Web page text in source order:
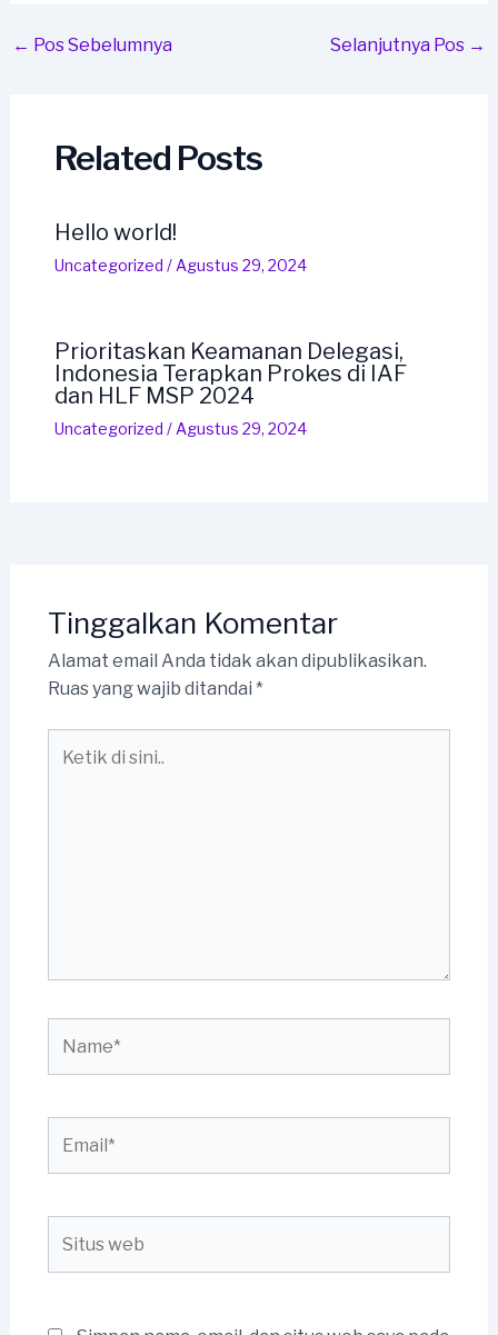
Post
← Pos Sebelumnya Selanjutnya Pos →
Related Posts
Hello world!
Uncategorized / Agustus 29, 2024
Prioritaskan Keamanan Delegasi,
Indonesia Terapkan Prokes di IAF
dan HLF MSP 2024
Uncategorized / Agustus 29, 2024
Tinggalkan Komentar
Alamat email Anda tidak akan dipublikasikan.
Ruas yang wajib ditandai *
web